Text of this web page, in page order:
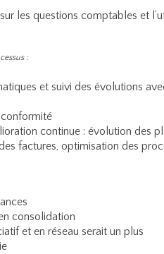
les questions comptables et
:
et suivi des évolutions
continue : évolution des
factures, optimisation des
consolidation
et en réseau serait un plus